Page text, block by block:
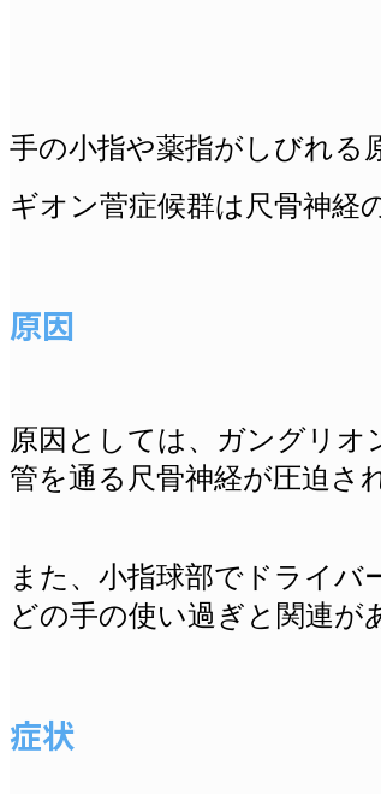
手の小指や薬指がしびれる
ギオン菅症候群は尺骨神経
原因
原因としては、ガングリオ
管を通る 尺骨神経が圧迫さ
また、小指球部でドライバ
どの手の使い過ぎと関連が
症状